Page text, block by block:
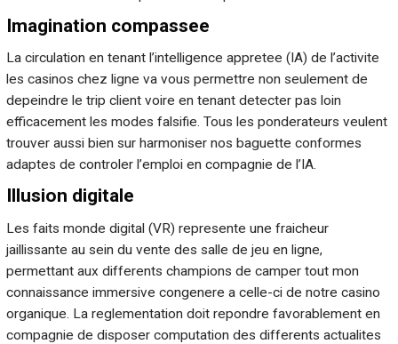
Imagination compassee
La circulation en tenant l’intelligence appretee (IA) de l’activite
les casinos chez ligne va vous permettre non seulement de
depeindre le trip client voire en tenant detecter pas loin
efficacement les modes falsifie. Tous les ponderateurs veulent
trouver aussi bien sur harmoniser nos baguette conformes
adaptes de controler l’emploi en compagnie de l’IA.
Illusion digitale
Les faits monde digital (VR) represente une fraicheur
jaillissante au sein du vente des salle de jeu en ligne,
permettant aux differents champions de camper tout mon
connaissance immersive congenere a celle-ci de notre casino
organique. La reglementation doit repondre favorablement en
compagnie de disposer computation des differents actualites